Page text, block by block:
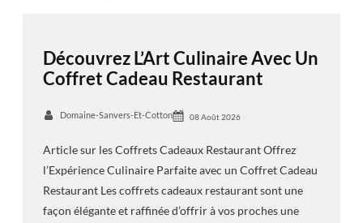
Découvrez L’Art Culinaire Avec Un
Coffret Cadeau Restaurant
Domaine-Sanvers-Et-Cotton 08 Août 2026
Article sur les Coffrets Cadeaux Restaurant Offrez
l’Expérience Culinaire Parfaite avec un Coffret Cadeau
Restaurant Les coffrets cadeaux restaurant sont une
façon élégante et raffinée d’offrir à vos proches une